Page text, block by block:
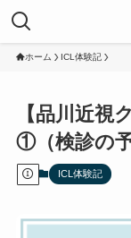
ホーム ICL体験記
【品川近視
①（検診の予
ICL体験記